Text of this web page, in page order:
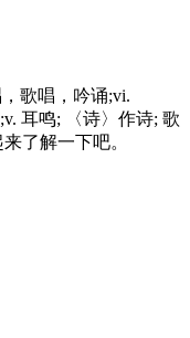
，歌唱，吟诵;vi.
耳鸣; 〈诗〉作诗; 歌
了解一下吧。